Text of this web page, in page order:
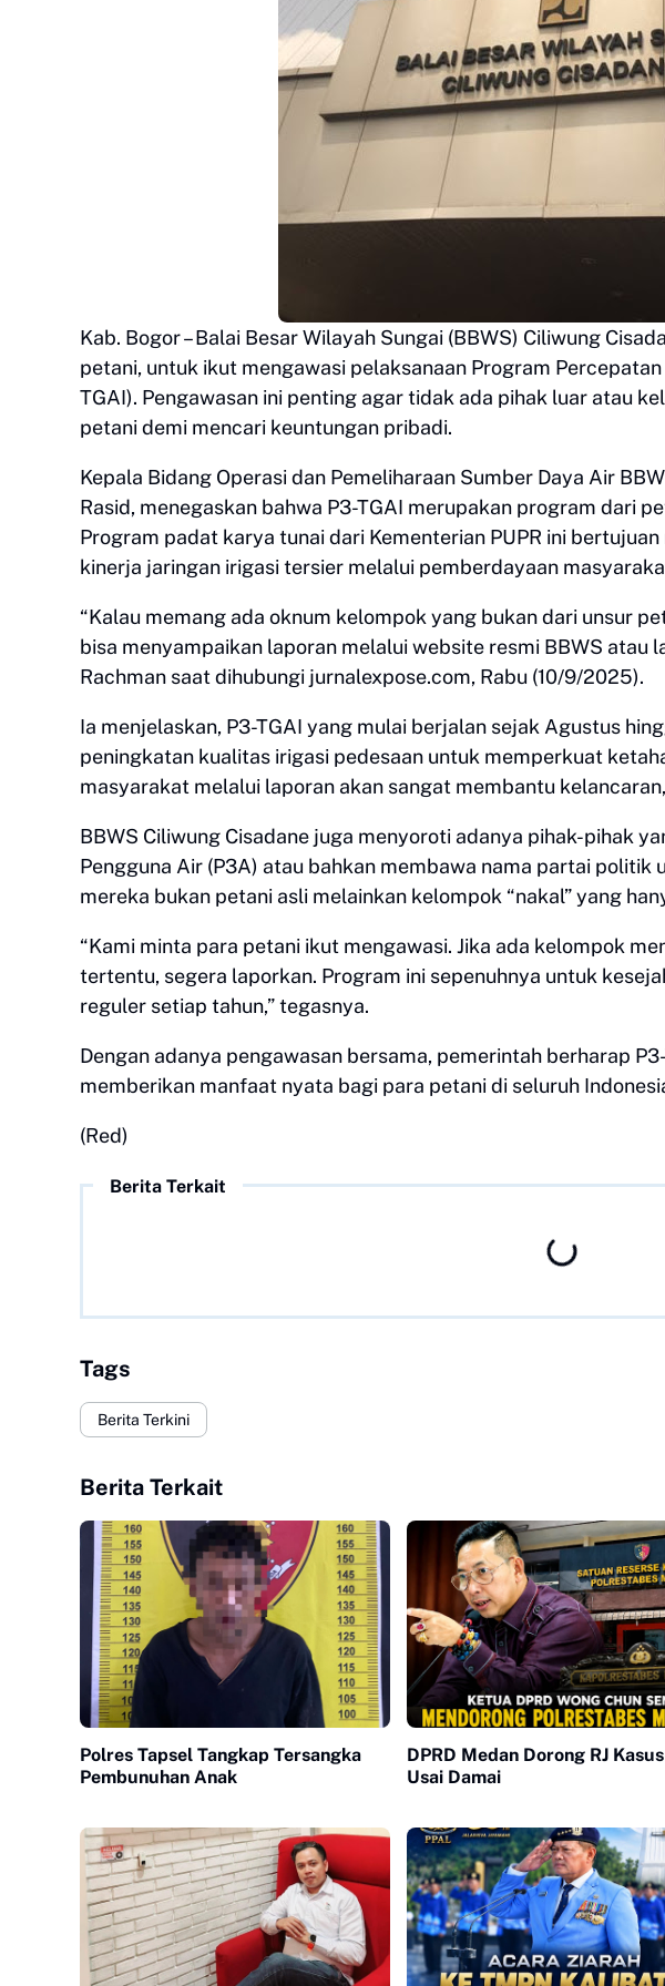
Kab. Bogor – Balai Besar Wilayah Sungai (BBWS) Ciliwung
petani, untuk ikut mengawasi pelaksanaan Program
TGAI). Pengawasan ini penting agar tidak ada pihak luar atau
petani demi mencari keuntungan pribadi.
Kepala Bidang Operasi dan Pemeliharaan Sumber Daya Air
Rasid, menegaskan bahwa P3-TGAI merupakan program dari
Program padat karya tunai dari Kementerian PUPR ini
kinerja jaringan irigasi tersier melalui pemberdayaan
“Kalau memang ada oknum kelompok yang bukan dari unsur
bisa menyampaikan laporan melalui website resmi BBWS atau
Rachman saat dihubungi jurnalexpose.com, Rabu (10/9/2025).
Ia menjelaskan, P3-TGAI yang mulai berjalan sejak Agustus
peningkatan kualitas irigasi pedesaan untuk memperkuat
masyarakat melalui laporan akan sangat membantu
BBWS Ciliwung Cisadane juga menyoroti adanya pihak-pihak
Pengguna Air (P3A) atau bahkan membawa nama partai politik
mereka bukan petani asli melainkan kelompok “nakal” yang
“Kami minta para petani ikut mengawasi. Jika ada kelompok
tertentu, segera laporkan. Program ini sepenuhnya untuk
reguler setiap tahun,” tegasnya.
Dengan adanya pengawasan bersama, pemerintah berharap
memberikan manfaat nyata bagi para petani di seluruh
(Red)
Berita Terkait
Tags
Berita Terkini
Berita Terkait
Polres Tapsel Tangkap Tersangka
Pembunuhan Anak
DPRD Medan Dorong RJ
Usai Damai